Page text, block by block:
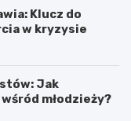
Klucz do
w kryzysie
Jak
młodzieży?